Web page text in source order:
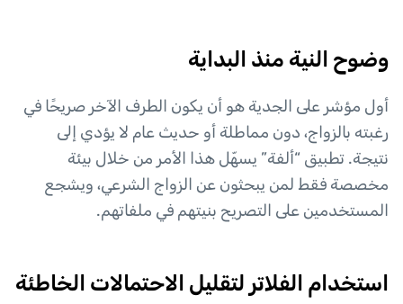
وضوح النية منذ البداية
أول مؤشر على الجدية هو أن يكون الطرف الآخر صريحًا في
رغبته بالزواج، دون مماطلة أو حديث عام لا يؤدي إلى
نتيجة. تطبيق “ألفة” يسهّل هذا الأمر من خلال بيئة
مخصصة فقط لمن يبحثون عن الزواج الشرعي، ويشجع
المستخدمين على التصريح بنيتهم في ملفاتهم.
استخدام الفلاتر لتقليل الاحتمالات الخاطئة